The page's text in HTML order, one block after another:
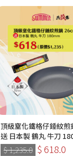
頂級窒化鐵格仔錘紋煎
送 日本製 鶴丸 牛刀
$ 1,235.0 $ 618.0